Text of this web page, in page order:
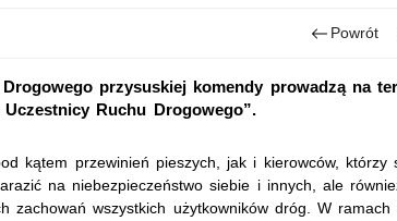
Powrót
przysuskiej komendy prowadzą na
Ruchu Drogowego”.
kątem przewinień pieszych, jak i kierowców, którzy
na niebezpieczeństwo siebie i innych, ale
zachowań wszystkich użytkowników dróg. W ramach